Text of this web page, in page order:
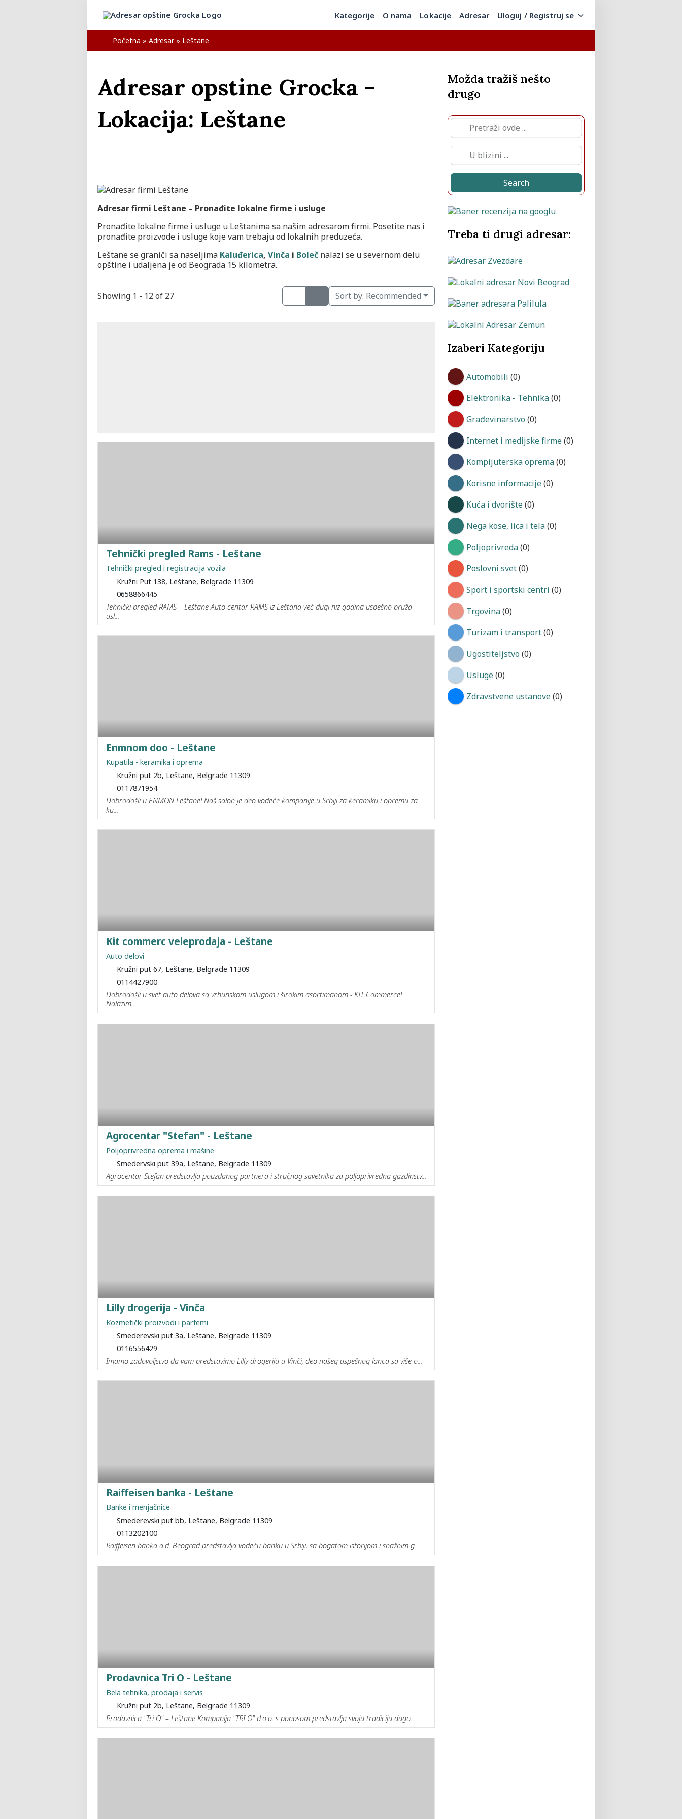
Kategorije O nama Lokacije Adresar Uloguj / Registruj se
Početna » Adresar» Leštane
Adresar opstine Grocka -
Lokacija: Leštane
Adresar firmi Leštane – Pronađite lokalne firme i usluge
Pronađite lokalne firme i usluge u Leštanima sa našim adresarom firmi. Posetite nas i
pronađite proizvode i usluge koje vam trebaju od lokalnih preduzeća.
Leštane se graniči sa naseljima Kaluđerica, Vinča i Boleč nalazi se u severnom delu
opštine i udaljena je od Beograda 15 kilometra.
Showing 1 - 12 of 27 Sort by: Recommended
Tehnički pregled Rams - Leštane
Tehnički pregled i registracija vozila
Kružni Put 138, Leštane, Belgrade 11309
0658866445
Tehnički pregled RAMS – Leštane Auto centar RAMS iz Leštana već dugi niz godina uspešno pruža
usl...
Enmnom doo - Leštane
Kupatila - keramika i oprema
Kružni put 2b, Leštane, Belgrade 11309
0117871954
Dobrodošli u ENMON Leštane! Naš salon je deo vodeće kompanije u Srbiji za keramiku i opremu za
ku...
Kit commerc veleprodaja - Leštane
Auto delovi
Kružni put 67, Leštane, Belgrade 11309
0114427900
Dobrodošli u svet auto delova sa vrhunskom uslugom i širokim asortimanom - KIT Commerce!
Nalazim...
Agrocentar "Stefan" - Leštane
Poljoprivredna oprema i mašine
Smedervski put 39a, Leštane, Belgrade 11309
Agrocentar Stefan predstavlja pouzdanog partnera i stručnog savetnika za poljoprivredna gazdinstv...
Lilly drogerija - Vinča
Kozmetički proizvodi i parfemi
Smederevski put 3a, Leštane, Belgrade 11309
0116556429
Imamo zadovoljstvo da vam predstavimo Lilly drogeriju u Vinči, deo našeg uspešnog lanca sa više o...
Raiffeisen banka - Leštane
Banke i menjačnice
Smederevski put bb, Leštane, Belgrade 11309
0113202100
Raiffeisen banka a.d. Beograd predstavlja vodeću banku u Srbiji, sa bogatom istorijom i snažnim g...
Prodavnica Tri O - Leštane
Bela tehnika, prodaja i servis
Kružni put 2b, Leštane, Belgrade 11309
Prodavnica "Tri O" – Leštane Kompanija "TRI O" d.o.o. s ponosom predstavlja svoju tradiciju dugo...
Možda tražiš nešto
drugo
Search
Treba ti drugi adresar:
Izaberi Kategoriju
Automobili (0)
Elektronika - Tehnika(0)
Građevinarstvo (0)
Internet i medijske firme(0)
Kompijuterska oprema(0)
Korisne informacije(0)
Kuća i dvorište(0)
Nega kose, lica i tela(0)
Poljoprivreda(0)
Poslovni svet(0)
Sport i sportski centri (0)
Trgovina(0)
Turizam i transport(0)
Ugostiteljstvo (0)
Usluge(0)
Zdravstvene ustanove(0)